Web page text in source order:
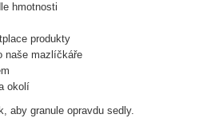
hmotnosti
produkty
naše mazlíčkáře
okolí
aby granule opravdu sedly.